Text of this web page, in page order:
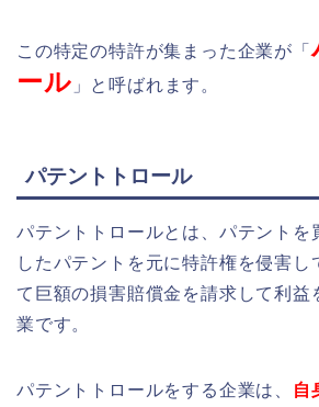
この特定の特許が集まった企業が「
ール 」と呼ばれます。
パテントトロール
パテントトロールとは、パテントを
したパテントを元に特許権を侵害し
て巨額の損害賠償金を請求して利益
業です。
パテントトロールをする企業は、
自